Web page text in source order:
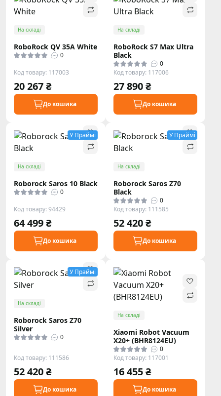
На складі
RoboRock QV 35A White
0
Код товару: 117003
20 267 ₴
До кошика
На складі
RoboRock S7 Max Ultra
Black
0
Код товару: 117006
27 890 ₴
До кошика
У Праймі
На складі
Roborock Saros 10 Black
0
Код товару: 94429
64 499 ₴
До кошика
У Праймі
На складі
Roborock Saros Z70
Black
0
Код товару: 111585
52 420 ₴
До кошика
У Праймі
На складі
Roborock Saros Z70
Silver
0
Код товару: 111586
52 420 ₴
До кошика
На складі
Xiaomi Robot Vacuum
X20+ (BHR8124EU)
0
Код товару: 117001
16 455 ₴
До кошика